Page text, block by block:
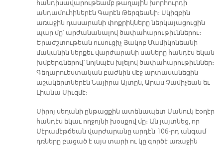
հանդիսավարութեամբ թաղային խորհուրդի
անդամուհիներէն Գարէն Թերզեանի։ Սկիզբին
առաջին դասարանի փոքրիկները ներկայացուցին
պար մը՝ արժանանալով ծափահարութիւններու։
Երաժշտութեան ուսուցիչ Յակոբ Մամիկոնեանի
մականին ներքեւ վարժարանի սաները հանդէս եկան
խմբերգներով՝ նոյնպէս խլելով ծափահարութիւններ։
Գեղարուեստական բաժնին մէջ արտասանեցին
աշակերտներէն Նայիրա Այտըն, Արաս Չամիչեան եւ
Լիանա Սիւզմէ։
Սիրոյ սեղանի ընթացքին ատենապետ Մանուկ Էօղէր
հանդէս եկաւ ողջոյնի խօսքով մը։ Ան յայտնեց, որ
Մէրամէթճեան վարժարանը արդէն 106-րդ անգամ
դռները բացած է այս տարի ու կը գործէ առաջին